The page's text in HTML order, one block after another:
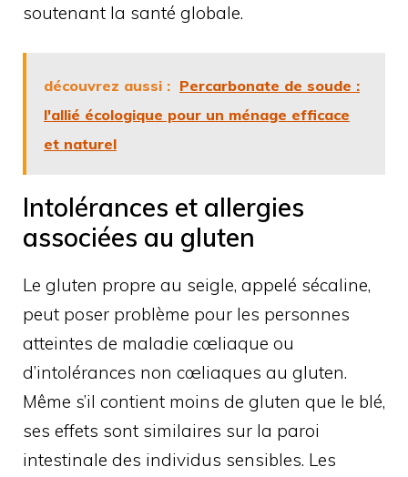
soutenant la santé globale.
découvrez aussi : Percarbonate de soude :
l'allié écologique pour un ménage efficace
et naturel
Intolérances et allergies
associées au gluten
Le gluten propre au seigle, appelé sécaline,
peut poser problème pour les personnes
atteintes de maladie cœliaque ou
d’intolérances non cœliaques au gluten.
Même s’il contient moins de gluten que le blé,
ses effets sont similaires sur la paroi
intestinale des individus sensibles. Les